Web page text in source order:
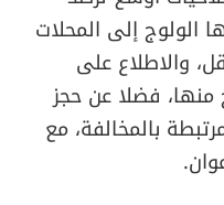
الولوج إلى المحلات
والاطلاع على
منها، فضلا عن حجز
بالمخالفة، مع